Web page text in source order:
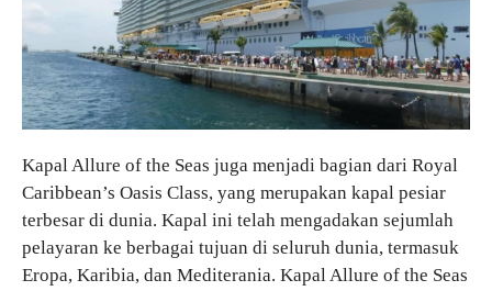
Kapal Allure of the Seas juga menjadi bagian dari Royal
Caribbean’s Oasis Class, yang merupakan kapal pesiar
terbesar di dunia. Kapal ini telah mengadakan sejumlah
pelayaran ke berbagai tujuan di seluruh dunia, termasuk
Eropa, Karibia, dan Mediterania. Kapal Allure of the Seas